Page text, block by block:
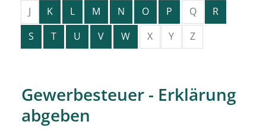
J
K L M N O P Q
R
S
T U V W X Y Z
Gewerbesteuer - Erklärung
abgeben